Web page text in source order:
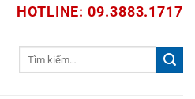
HOTLINE: 09.3883.1717